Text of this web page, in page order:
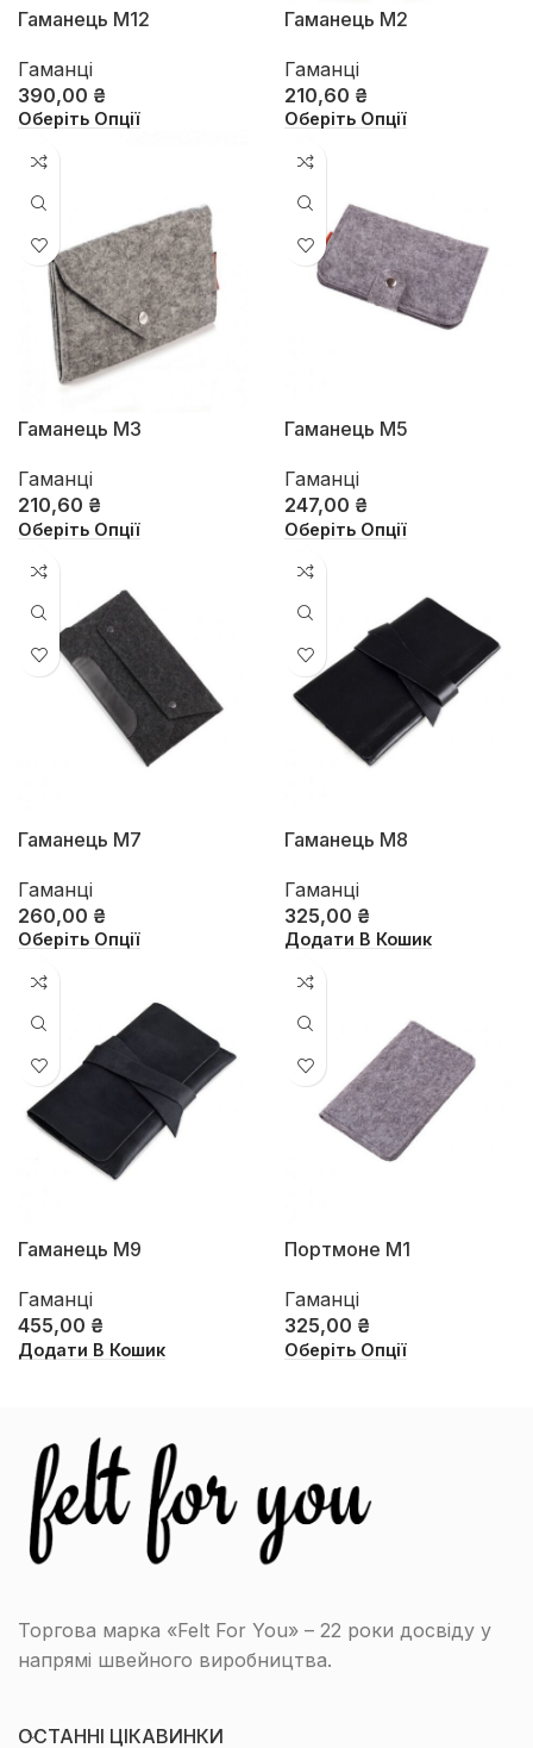
Гаманець М12
Гаманці
390,00 ₴
Оберіть Опції
Гаманець М2
Гаманці
210,60 ₴
Оберіть Опції
Гаманець М3
Гаманці
210,60 ₴
Оберіть Опції
Гаманець М5
Гаманці
247,00 ₴
Оберіть Опції
Гаманець М7
Гаманці
260,00 ₴
Оберіть Опції
Гаманець М8
Гаманці
325,00 ₴
Додати В Кошик
Гаманець М9
Гаманці
455,00 ₴
Додати В Кошик
Портмоне М1
Гаманці
325,00 ₴
Оберіть Опції
Торгова марка «Felt For You» – 22 роки досвіду у
напрямі швейного виробництва.
ОСТАННІ ЦІКАВИНКИ